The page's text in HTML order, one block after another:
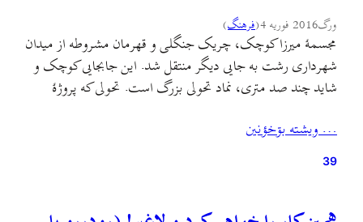
ورگ2016 فوریه 4 (فرهنگ)
مجسمهٔ میرزا کوچک، چریک جنگلی و قهرمان مشروطه از میدان
شهرداری رشت به جایی دیگر منتقل شد. این جابجایی کوچک و
شاید چند صد متری، نماد تحولی بزرگ است. تحولی که پروژهٔ
برای آنچه که “برند سازی” برای شهر نامیده میشود (به اینجا،
اینجا و…
… ويشته بۊخؤنين
39